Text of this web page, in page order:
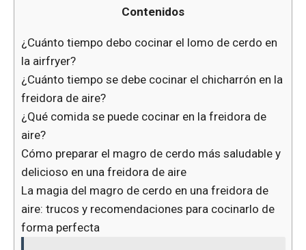
Contenidos
¿Cuánto tiempo debo cocinar el lomo de cerdo en
la airfryer?
¿Cuánto tiempo se debe cocinar el chicharrón en la
freidora de aire?
¿Qué comida se puede cocinar en la freidora de
aire?
Cómo preparar el magro de cerdo más saludable y
delicioso en una freidora de aire
La magia del magro de cerdo en una freidora de
aire: trucos y recomendaciones para cocinarlo de
forma perfecta